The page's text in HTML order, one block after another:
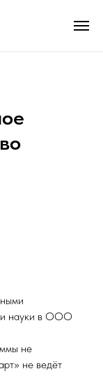
и науки в ООО
не
не ведёт